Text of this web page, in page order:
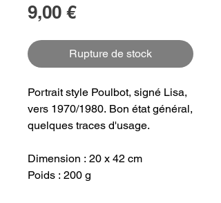
9,00 €Prix
Rupture de stock
Portrait style Poulbot, signé Lisa,
vers 1970/1980. Bon état général,
quelques traces d'usage.
Dimension : 20 x 42 cm
Poids : 200 g